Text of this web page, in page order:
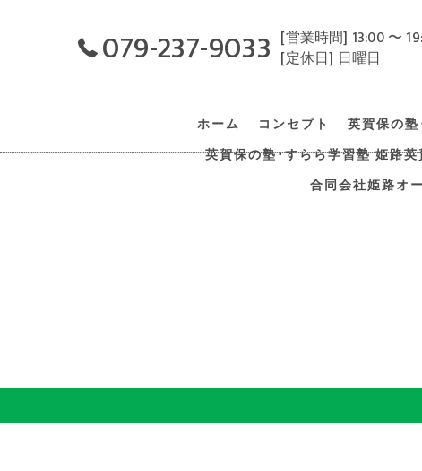
079-237-9033 [営業時間] 13:00 〜
[定休日] 日曜日
ホーム コンセプト 英賀保の
英賀保の塾･すらら学習塾 姫路
合同会社姫路オ